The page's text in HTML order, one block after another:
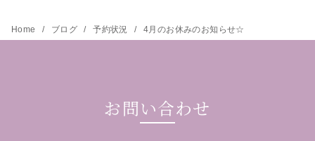
Home ブログ 予約状況 4月のお休みのお知らせ☆
お問い合わせ